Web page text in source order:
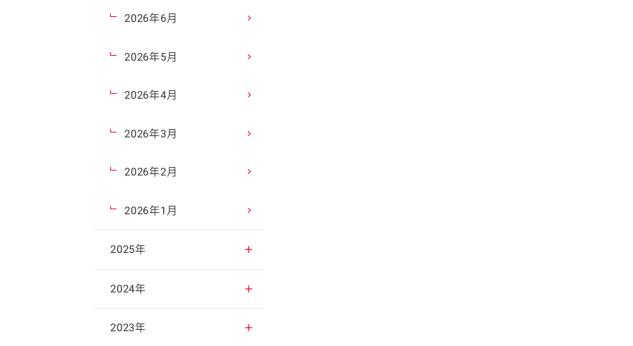
2026年6月
2026年5月
2026年4月
2026年3月
2026年2月
2026年1月
2025年
2025年12月
2025年11月
2024年
2024年12月
2023年